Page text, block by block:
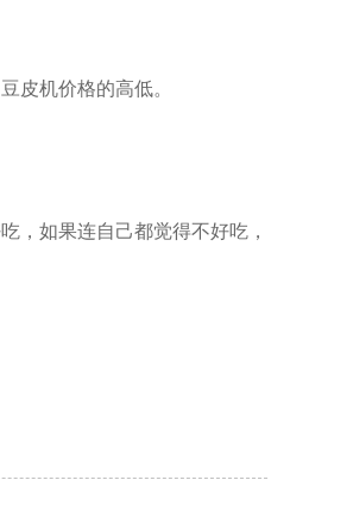
皮机价格的高低。
，如果连自己都觉得不好吃，